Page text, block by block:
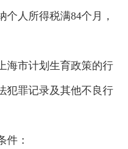
人所得税满84个月，
市计划生育政策的行
犯罪记录及其他不良行
：